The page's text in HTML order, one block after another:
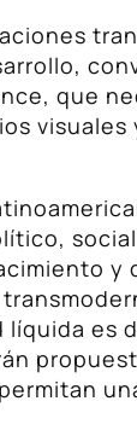
que